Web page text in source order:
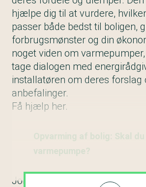
hjælpe dig til at vurdere,
passer både bedst til boligen,
forbrugsmønster og din
noget viden om
tage dialogen med
installatøren om deres forslag
anbefalinger.
Få hjælp her.
varmepumpe?
Jordvarme er det mest effektive